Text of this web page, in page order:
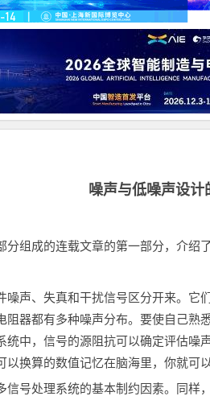
噪声与低噪声设计
分组成的连载文章的第一部分，介绍
、失真和干扰信号区分开来。它们
都有多种噪声分布。要使自己熟悉
中，信号的源阻抗可以确定评估噪声
算的数值记忆在脑海里，你就可以
号处理系统的基本制约因素。同样